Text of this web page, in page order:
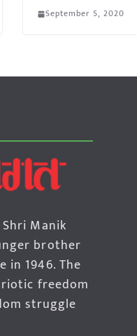
September 5, 2020
Manik
brother
in 1946. The
freedom
struggle